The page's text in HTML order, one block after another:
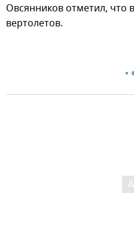
Овсянников отметил, что
вертолетов.